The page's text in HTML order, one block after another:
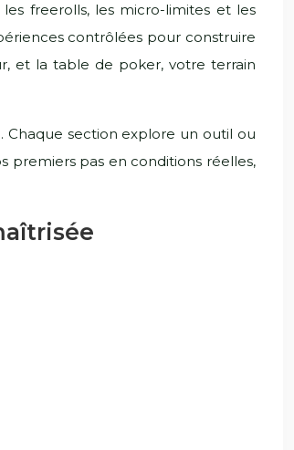
freerolls, les micro-limites et les
contrôlées pour construire
et la table de poker, votre terrain
section explore un outil ou
premiers pas en conditions réelles,